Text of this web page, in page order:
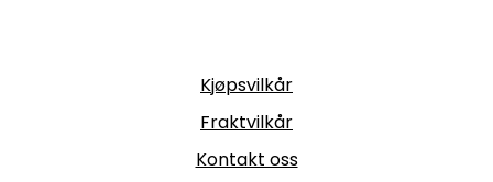
Kjøpsvilkår
Fraktvilkår
Kontakt oss